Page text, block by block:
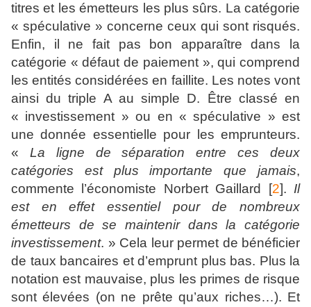
titres et les émetteurs les plus sûrs. La catégorie
« spéculative » concerne ceux qui sont risqués.
Enfin, il ne fait pas bon apparaître dans la
catégorie « défaut de paiement », qui comprend
les entités considérées en faillite. Les notes vont
ainsi du triple A au simple D. Être classé en
« investissement » ou en « spéculative » est
une donnée essentielle pour les emprunteurs.
« La ligne de séparation entre ces deux
catégories est plus importante que jamais,
commente l’économiste Norbert Gaillard [2]. Il
est en effet essentiel pour de nombreux
émetteurs de se maintenir dans la catégorie
investissement. » Cela leur permet de bénéficier
de taux bancaires et d’emprunt plus bas. Plus la
notation est mauvaise, plus les primes de risque
sont élevées (on ne prête qu’aux riches…). Et